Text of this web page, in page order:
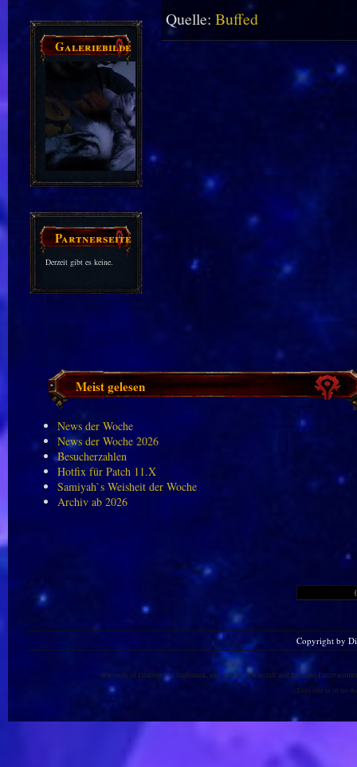
Galeriebilder
Partnerseiten
Derzeit gibt es keine.
Quelle: Buffed
Meist gelesen
News der Woche
News der Woche 2026
Besucherzahlen
Hotfix für Patch 11.X
Samiyah`s Weisheit der Woche
Archiv ab 2026
Copyright by
Warlords of Draenor is a trademark, and World of Warcraft and Blizzard
This site is in no